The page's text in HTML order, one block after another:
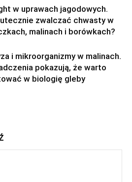
w uprawach jagodowych.
zwalczać chwasty w
malinach i borówkach?
i mikroorganizmy w malinach.
pokazują, że warto
w biologię gleby